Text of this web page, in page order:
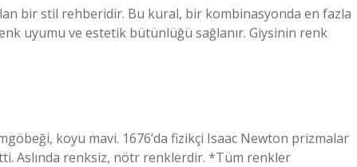
bir stil rehberidir. Bu kural, bir kombinasyonda en fazla
uyumu ve estetik bütünlüğü sağlanır. Giysinin renk
koyu mavi. 1676’da fizikçi Isaac Newton prizmalar
Aslında renksiz, nötr renklerdir. *Tüm renkler